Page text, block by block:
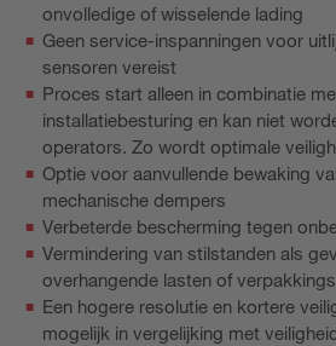
onvolledige of wisselende lading
Geen service-inspanningen voor
sensoren vereist
Proces start alleen in combinatie
installatiebesturing en kan niet
operators. Zo wordt optimale
Optie voor aanvullende bewaking
mechanische dempers
Verbeterde bescherming tegen
Vermindering van stilstanden als
overhangende lasten of
Een hogere resolutie en kortere
mogelijk in vergelijking met